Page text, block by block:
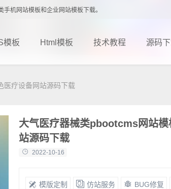
机网站模板和企业网站模板下载。
模板 Html模板 技术教程 源码
医疗设备网站源码下载
大气医疗器械类pbootcms网站模
站源码下载
2022-10-16
模版定制 仿站服务 BUG修复